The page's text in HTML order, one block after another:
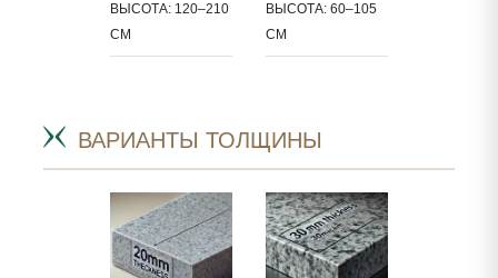
ВЫСОТА: 120–210
СМ
ВЫСОТА: 60–105
СМ
ВАРИАНТЫ ТОЛЩИНЫ